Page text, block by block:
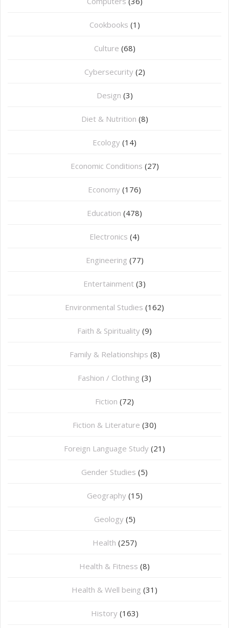
Cookbooks (1)
Culture (68)
Cybersecurity (2)
Design (3)
Diet & Nutrition (8)
Ecology (14)
Economic Conditions (27)
Economy (176)
Education (478)
⁠Electronics (4)
Engineering (77)
Entertainment (3)
Environmental Studies (162)
Faith & Spirituality (9)
Family & Relationships (8)
Fashion / Clothing (3)
Fiction (72)
Fiction & Literature (30)
Foreign Language Study (21)
Gender Studies (5)
Geography (15)
⁠Geology (5)
Health (257)
Health & Fitness (8)
Health & Well being (31)
History (163)